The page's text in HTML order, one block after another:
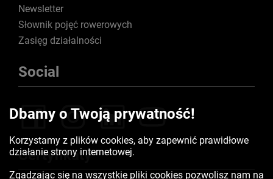
Newsletter
Słownik pojęć rowerowych
Zasięg działalności
Social
Certyfikaty
Dbamy o Twoją prywatność!
Korzystamy z plików cookies, aby zapewnić prawidłowe
działanie strony internetowej.
Zgadzając się na wszystkie pliki cookies pozwolisz nam na